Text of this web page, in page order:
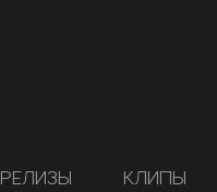
РЕЛИЗЫ КЛИПЫ